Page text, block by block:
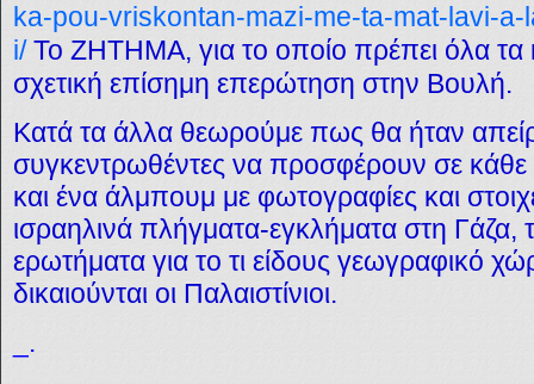
ka-pou-vriskontan-mazi-me-ta-mat-lavi-
i/Το ΖΗΤΗΜΑ, για το οποίο πρέπει όλα
σχετική επίσημη επερώτηση στην Βουλή.
Κατά τα άλλα θεωρούμε πως θα ήταν
συγκεντρωθέντες να προσφέρουν σε κάθε
και ένα άλμπουμ με φωτογραφίες και
ισραηλινά πλήγματα-εγκλήματα στη Γάζα,
ερωτήματα για το τι είδους γεωγραφικό
δικαιούνται οι Παλαιστίνιοι.
_.